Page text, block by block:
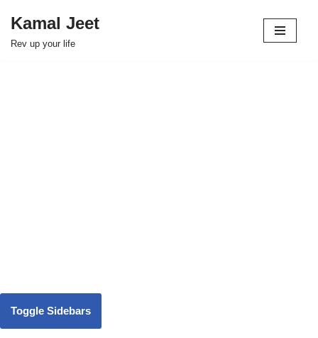
Skip
Kamal Jeet
Rev up your life
Toggle Sidebars